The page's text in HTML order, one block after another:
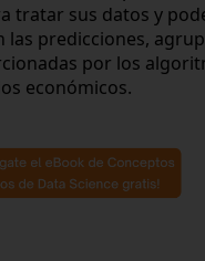
tratar sus datos y
las predicciones,
por los
económicos.